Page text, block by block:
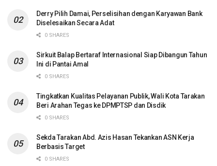
Derry Pilih Damai, Perselisihan dengan Karyawan Bank
Diselesaikan Secara Adat
0 SHARES
Sirkuit Balap Bertaraf Internasional Siap Dibangun Tahun
Ini di Pantai Amal
0 SHARES
Tingkatkan Kualitas Pelayanan Publik, Wali Kota Tarakan
Beri Arahan Tegas ke DPMPTSP dan Disdik
0 SHARES
Sekda Tarakan Abd. Azis Hasan Tekankan ASN Kerja
Berbasis Target
0 SHARES